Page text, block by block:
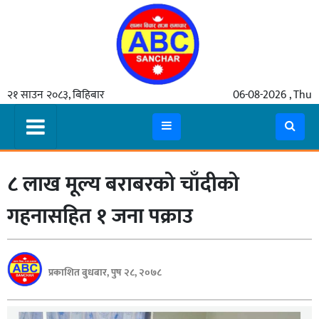
२१ साउन २०८३, बिहिबार 06-08-2026 , Thu
समाचार
मुख्य
समाचार
कुटनीती
अर्थ
रसरङ्ग
यौन/
स्वास्थ्य
भिडियो
८ लाख मूल्य बराबरको चाँदीको
गहनासहित १ जना पक्राउ
प्रकाशित बुधबार, पुष २८, २०७८